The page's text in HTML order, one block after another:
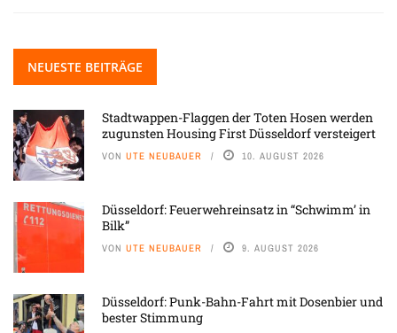
NEUESTE BEITRÄGE
Stadtwappen-Flaggen der Toten Hosen werden
zugunsten Housing First Düsseldorf versteigert
VON UTE NEUBAUER 10. AUGUST 2026
Düsseldorf: Feuerwehreinsatz in “Schwimm’ in
Bilk”
VON UTE NEUBAUER 9. AUGUST 2026
Düsseldorf: Punk-Bahn-Fahrt mit Dosenbier und
bester Stimmung